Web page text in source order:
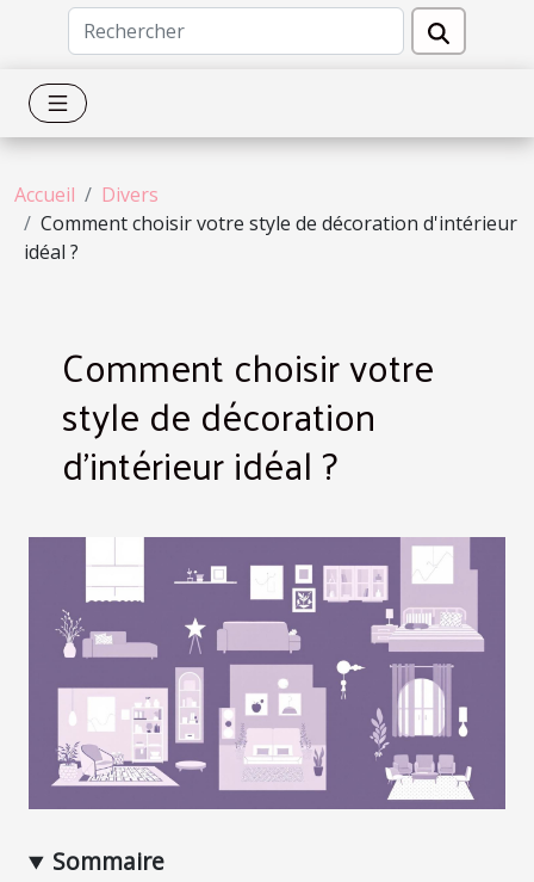
Accueil
Divers
Comment choisir votre style de décoration d'intérieur
idéal ?
Comment choisir votre
style de décoration
d'intérieur idéal ?
Sommaire